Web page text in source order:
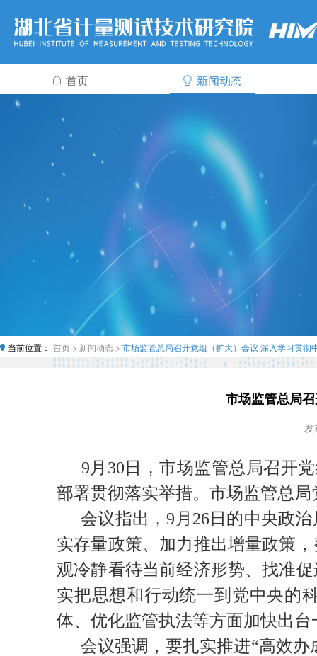
首页 新闻动态
当前位置： 首页 > 新闻动态 > 市场监管总局召开党组（扩大）会议 深入学习贯彻
市场监管总局
发
9月30日，市场监管总局召开
部署贯彻落实举措。市场监管总
会议指出，9月26日的中央政
实存量政策、加力推出增量政策
观冷静看待当前经济形势、找准
实把思想和行动统一到党中央的
体、优化监管执法等方面加快出
会议强调，要扎实推进“高效